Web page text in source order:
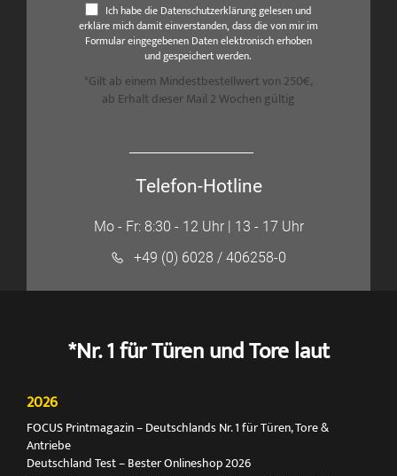
Ich habe die Datenschutzerklärung gelesen und
erkläre mich damit einverstanden, dass die von mir im
Formular eingegebenen Daten elektronisch erhoben
und gespeichert werden.
*Gilt ab einem Mindestbestellwert von 250€,
ab Erhalt dieser Mail 2 Wochen gültig
Telefon-Hotline
Mo - Fr: 8:30 - 12 Uhr | 13 - 17 Uhr
+49 (0) 6028 / 406258-0
*Nr. 1 für Türen und Tore laut
2026
FOCUS Printmagazin – Deutschlands Nr. 1 für Türen, Tore &
Antriebe
Deutschland Test – Bester Onlineshop 2026